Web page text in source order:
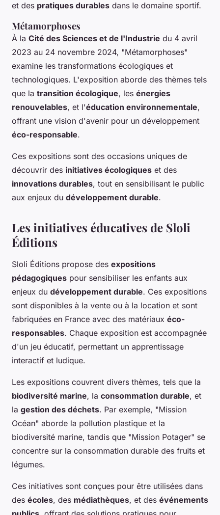
et des pratiques durables dans le domaine sportif.
Métamorphoses
À la Cité des Sciences et de l'Industrie du 4 avril
2023 au 24 novembre 2024, "Métamorphoses"
examine les transformations écologiques et
technologiques. L'exposition aborde des thèmes tels
que la transition écologique, les énergies
renouvelables, et l'éducation environnementale,
offrant une vision d'avenir pour un développement
éco-responsable.
Ces expositions sont des occasions uniques de
découvrir des initiatives écologiques et des
innovations durables, tout en sensibilisant le public
aux enjeux du développement durable.
Les initiatives éducatives de Sloli
Éditions
Sloli Éditions propose des expositions
pédagogiques pour sensibiliser les enfants aux
enjeux du développement durable. Ces expositions
sont disponibles à la vente ou à la location et sont
fabriquées en France avec des matériaux éco-
responsables. Chaque exposition est accompagnée
d'un jeu éducatif, permettant un apprentissage
interactif et ludique.
Les expositions couvrent divers thèmes, tels que la
biodiversité marine, la consommation durable, et
la gestion des déchets. Par exemple, "Mission
Océan" aborde la pollution plastique et la
biodiversité marine, tandis que "Mission Potager" se
concentre sur la consommation durable des fruits et
légumes.
Ces initiatives sont conçues pour être utilisées dans
des écoles, des médiathèques, et des événements